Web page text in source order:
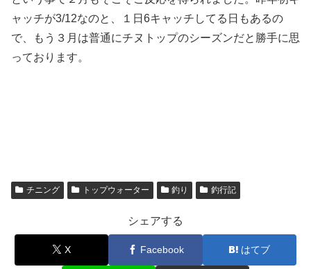
ャッチが3/12なのと、１日6キャッチしてる日もあるの
で、もう３月は普通にチヌトップのシーズンだと勝手に思
っております。
チニング トップウォーター 釣り 釣行記
シェアする
X Facebook はてブ